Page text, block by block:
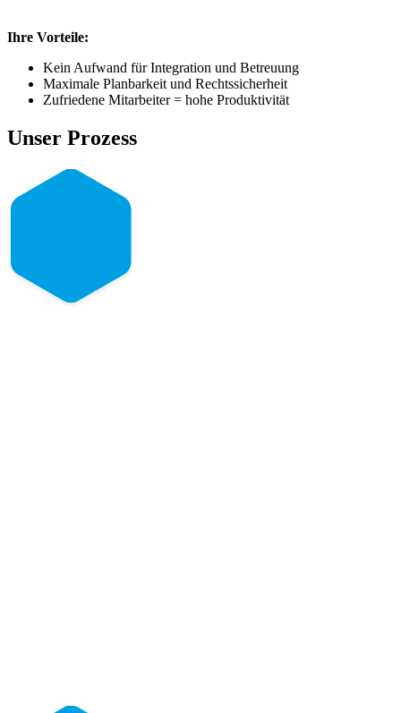
Ihre Vorteile:
Kein Aufwand für Integration und Betreuung
Maximale Planbarkeit und Rechtssicherheit
Zufriedene Mitarbeiter = hohe Produktivität
Unser Prozess